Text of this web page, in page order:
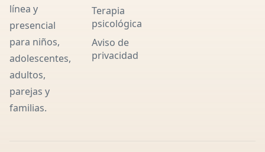
línea y
presencial
para niños,
adolescentes,
adultos,
parejas y
familias.
Terapia
psicológica
Aviso de
privacidad